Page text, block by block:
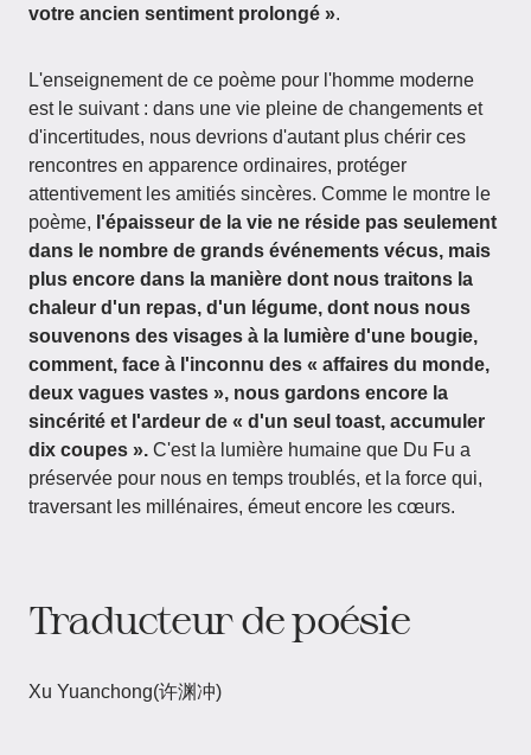
votre ancien sentiment prolongé ».
L'enseignement de ce poème pour l'homme moderne
est le suivant : dans une vie pleine de changements et
d'incertitudes, nous devrions d'autant plus chérir ces
rencontres en apparence ordinaires, protéger
attentivement les amitiés sincères. Comme le montre le
poème, l'épaisseur de la vie ne réside pas seulement
dans le nombre de grands événements vécus, mais
plus encore dans la manière dont nous traitons la
chaleur d'un repas, d'un légume, dont nous nous
souvenons des visages à la lumière d'une bougie,
comment, face à l'inconnu des « affaires du monde,
deux vagues vastes », nous gardons encore la
sincérité et l'ardeur de « d'un seul toast, accumuler
dix coupes ». C'est la lumière humaine que Du Fu a
préservée pour nous en temps troublés, et la force qui,
traversant les millénaires, émeut encore les cœurs.
Traducteur de poésie
Xu Yuanchong(许渊冲)